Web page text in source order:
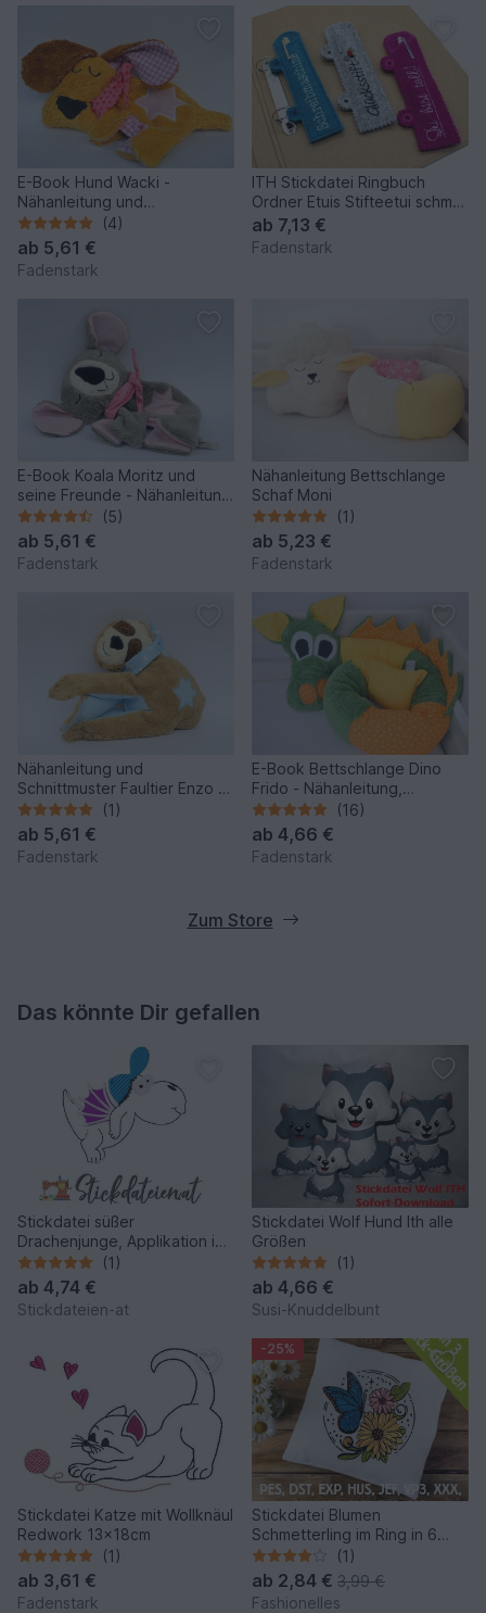
E-Book Hund Wacki -
Nähanleitung und
Schnittmuster(4)
ab 5,61 €
Fadenstark
ITH Stickdatei Ringbuch
Ordner Etuis Stifteetui schmal
für Kugelschreiber
ab 7,13 €
Fadenstark
E-Book Koala Moritz und
seine Freunde - Nähanleitung
und Schnittmuster
(5)
ab 5,61 €
Fadenstark
Nähanleitung Bettschlange
Schaf Moni
(1)
ab 5,23 €
Fadenstark
Nähanleitung und
Schnittmuster Faultier Enzo 2
Größen
(1)
ab 5,61 €
Fadenstark
E-Book Bettschlange Dino
Frido - Nähanleitung,
Schnittmuster mit
Maßangaben
(16)
ab 4,66 €
Fadenstark
Zum Store
Das könnte Dir gefallen
Stickdatei süßer
Drachenjunge, Applikation in
2 Größen
(1)
ab 4,74 €
Stickdateien-at
Stickdatei Wolf Hund Ith alle
Größen
(1)
ab 4,66 €
Susi-Knuddelbunt
Stickdatei Katze mit Wollknäul
Redwork 13x18cm
(1)
ab 3,61 €
Fadenstark
-25%
Stickdatei Blumen
Schmetterling im Ring in 6
Größen, Maschinenstickdatei
(1)
ab 2,84 € 3,99 €
Fashionelles